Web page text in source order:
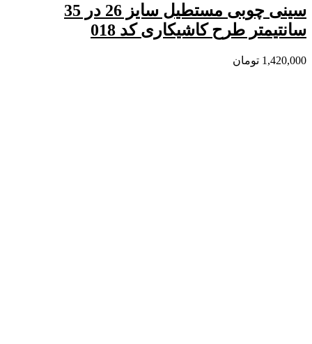
سینی چوبی مستطیل سایز 26 در 35
سانتیمتر طرح کاشیکاری کد 018
1,420,000 تومان